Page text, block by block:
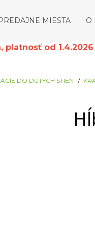
MIESTA O
od 1.4.2026
DO DUTÝCH STIEN